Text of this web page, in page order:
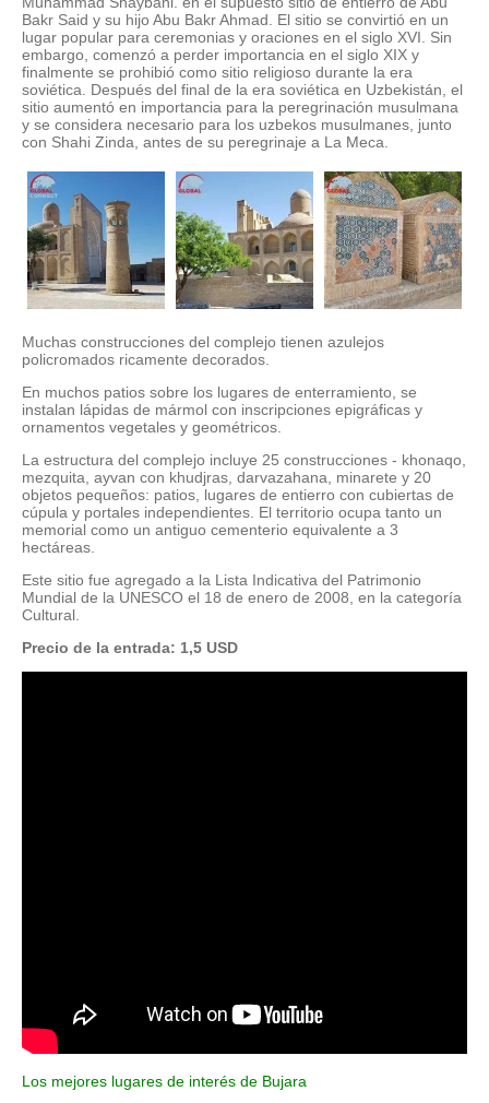
Bakr Said y su hijo Abu Bakr Ahmad. El sitio se convirtió en un
lugar popular para ceremonias y oraciones en el siglo XVI. Sin
embargo, comenzó a perder importancia en el siglo XIX y
finalmente se prohibió como sitio religioso durante la era
soviética. Después del final de la era soviética en Uzbekistán, el
sitio aumentó en importancia para la peregrinación musulmana
y se considera necesario para los uzbekos musulmanes, junto
con Shahi Zinda, antes de su peregrinaje a La Meca.
Muchas construcciones del complejo tienen azulejos
policromados ricamente decorados.
En muchos patios sobre los lugares de enterramiento, se
instalan lápidas de mármol con inscripciones epigráficas y
ornamentos vegetales y geométricos.
La estructura del complejo incluye 25 construcciones - khonaqo,
mezquita, ayvan con khudjras, darvazahana, minarete y 20
objetos pequeños: patios, lugares de entierro con cubiertas de
cúpula y portales independientes. El territorio ocupa tanto un
memorial como un antiguo cementerio equivalente a 3
hectáreas.
Este sitio fue agregado a la Lista Indicativa del Patrimonio
Mundial de la UNESCO el 18 de enero de 2008, en la categoría
Cultural.
Precio de la entrada: 1,5 USD
Los mejores lugares de interés de Bujara